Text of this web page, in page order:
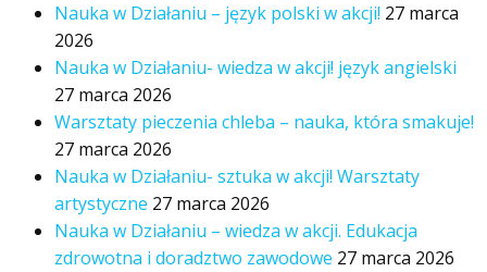
Nauka w Działaniu – język polski w akcji! 27 marca
2026
Nauka w Działaniu- wiedza w akcji! język angielski
27 marca 2026
Warsztaty pieczenia chleba – nauka, która smakuje!
27 marca 2026
Nauka w Działaniu- sztuka w akcji! Warsztaty
artystyczne 27 marca 2026
Nauka w Działaniu – wiedza w akcji. Edukacja
zdrowotna i doradztwo zawodowe 27 marca 2026